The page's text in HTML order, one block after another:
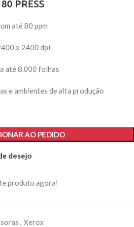
PRESS
até 80 ppm
x 2400 dpi
até 8.000 folhas
e ambientes de alta produção
AO PEDIDO
desejo
produto agora!
, Xerox